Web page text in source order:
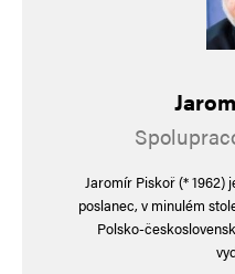
Jaromír Piskoř (* 1962)
poslanec, v minulém
Polsko-